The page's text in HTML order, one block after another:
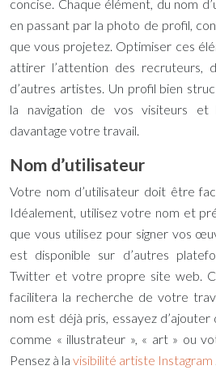
concise. Chaque élément, du nom
en passant par la photo de profil,
que vous projetez. Optimiser ces
attirer l’attention des recruteurs,
d’autres artistes. Un profil bien
la navigation de vos visiteurs
davantage votre travail.
Nom d’utilisateur
Votre nom d’utilisateur doit être
Idéalement, utilisez votre nom et
que vous utilisez pour signer vos
est disponible sur d’autres
Twitter et votre propre site web.
facilitera la recherche de votre
nom est déjà pris, essayez
comme « illustrateur », « art » ou
Pensez à la visibilité artiste Instagram